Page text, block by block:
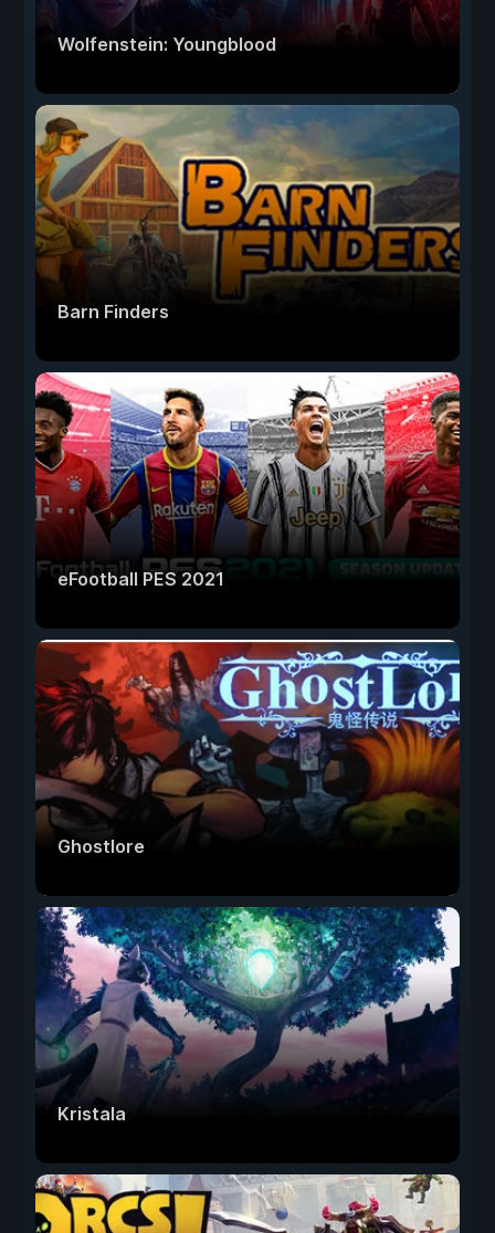
Wolfenstein: Youngblood
Barn Finders
eFootball PES 2021
Ghostlore
Kristala